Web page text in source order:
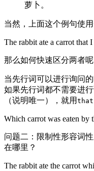
萝卜。
当然，上面这个例句使用
The rabbit ate a carrot that
那么如何快速区分两者呢
当先行词可以进行询问
如果先行词都不需要进
（说明唯一），就用 that
Which carrot was eaten by
问题二：限制性形容词
在哪里？
The rabbit ate the carrot